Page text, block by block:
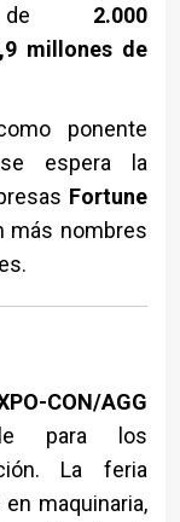
de 2.000
millones de
ponente
espera la
Fortune
más nombres
CON/AGG
para los
La feria
maquinaria,